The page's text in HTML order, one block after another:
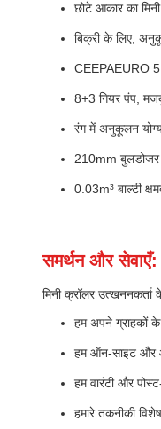
छोटे आकार का
बिक्री के लिए,
CEEPAEURO 5
8+3 गियर पंप,
रंग में अनुकूलन
210mm
0.03m³ बाल्टी
समर्थन और सेवाएँ:
मिनी क्रॉलर
हम अपने ग्राहकों
हम ऑन-साइट और
हम वारंटी और
हमारे तकनीकी